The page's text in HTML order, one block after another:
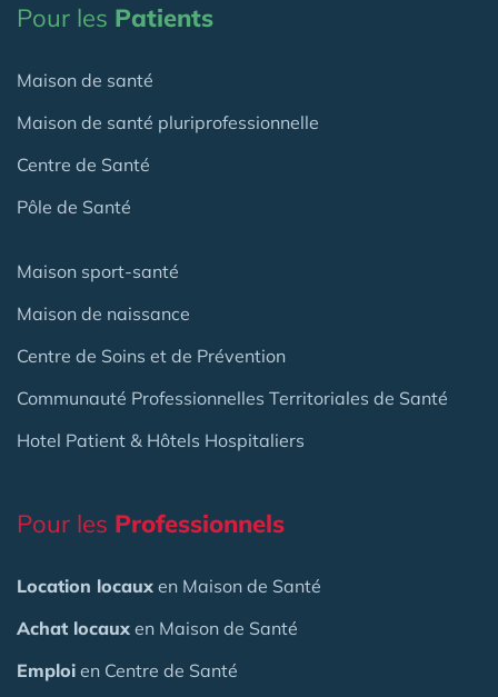
Pour les Patients
Maison de santé
Maison de santé pluriprofessionnelle
Centre de Santé
Pôle de Santé
Maison sport-santé
Maison de naissance
Centre de Soins et de Prévention
Communauté Professionnelles Territoriales de Santé
Hotel Patient & Hôtels Hospitaliers
Pour les Professionnels
Location locaux en Maison de Santé
Achat locaux en Maison de Santé
Emploi en Centre de Santé